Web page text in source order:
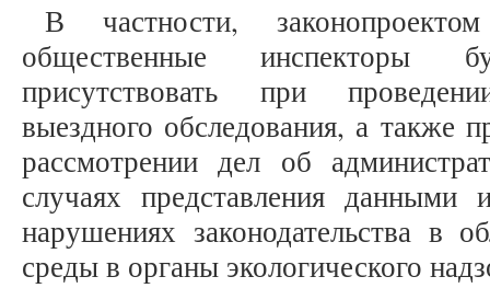
В частности,
общественные инспекторы
присутствовать при
выездного обследования, а также
рассмотрении дел об
случаях представления данными
нарушениях законодательства в
среды в органы экологического